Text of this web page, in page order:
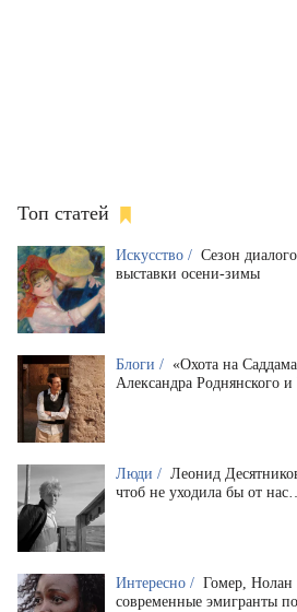
Топ статей
Искусство / Сезон
выставки осени-зимы
Блоги / «Охота на
Александра Роднянского
Люди / Леонид
чтоб не уходила бы от
Интересно / Гомер, Нолан
современные эмигранты